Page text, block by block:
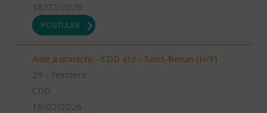
18/02/2026
POSTULER
Aide à domicile - CDD été - Saint-Renan (H/F)
29 - Finistère
CDD
18/02/2026